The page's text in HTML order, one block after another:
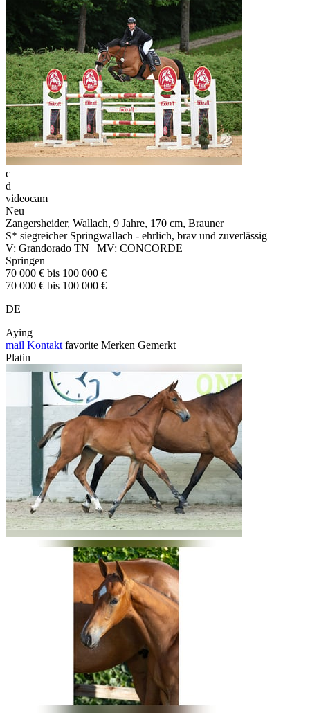
c
d
videocam
Neu
Zangersheider, Wallach, 9 Jahre, 170 cm, Brauner
S* siegreicher Springwallach - ehrlich, brav und zuverlässig
V: Grandorado TN | MV: CONCORDE
Springen
70 000 € bis 100 000 €
70 000 € bis 100 000 €
DE
Aying
mail Kontakt favorite Merken Gemerkt
Platin